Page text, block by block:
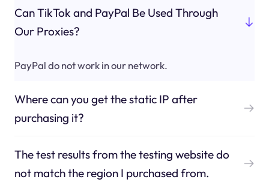
Can TikTok and PayPal Be Used Through
Our Proxies?
PayPal do not work in our network.
Where can you get the static IP after
purchasing it?
The test results from the testing website do
not match the region I purchased from.